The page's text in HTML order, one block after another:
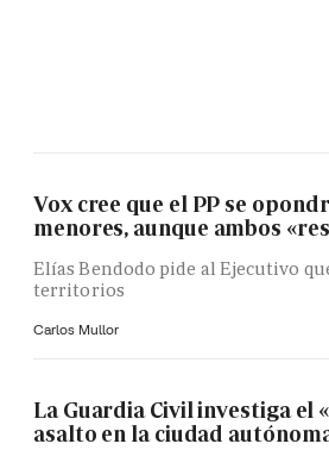
Vox cree que el PP se
menores, aunque ambos
Elías Bendodo pide al Ejecutivo
territorios
Carlos Mullor
La Guardia Civil investiga el
asalto en la ciudad